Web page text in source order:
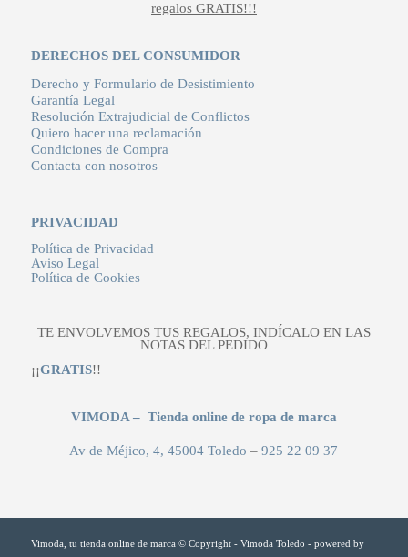
regalos GRATIS!!!
DERECHOS DEL CONSUMIDOR
Derecho y Formulario de Desistimiento
Garantía Legal
Resolución Extrajudicial de Conflictos
Quiero hacer una reclamación
Condiciones de Compra
Contacta con nosotros
PRIVACIDAD
Política de Privacidad
Aviso Legal
Política de Cookies
TE ENVOLVEMOS TUS REGALOS, INDÍCALO EN LAS
NOTAS DEL PEDIDO
¡¡GRATIS!!
VIMODA – Tienda online de ropa de marca
Av de Méjico, 4, 45004 Toledo –925 22 09 37
Vimoda, tu tienda online de marca © Copyright - Vimoda Toledo - powered by